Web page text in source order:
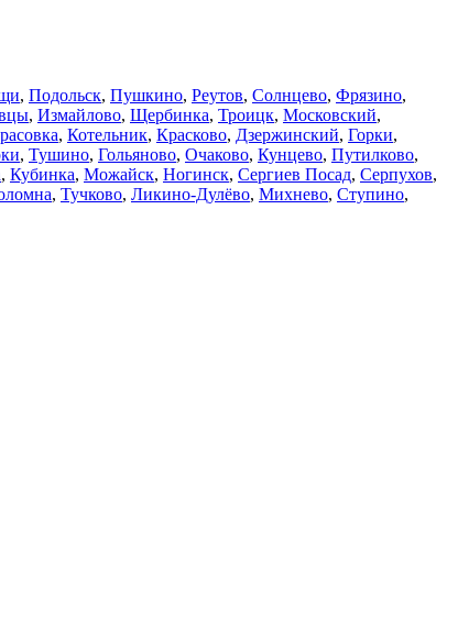
, Подольск, Пушкино, Реутов, Солнцево, Фрязино,
, Измайлово, Щербинка, Троицк, Московский,
, Котельник, Красково, Дзержинский, Горки,
, Тушино, Гольяново, Очаково, Кунцево, Путилково,
, Кубинка, Можайск, Ногинск, Сергиев Посад, Серпухов,
, Тучково, Ликино-Дулёво, Михнево, Ступино,